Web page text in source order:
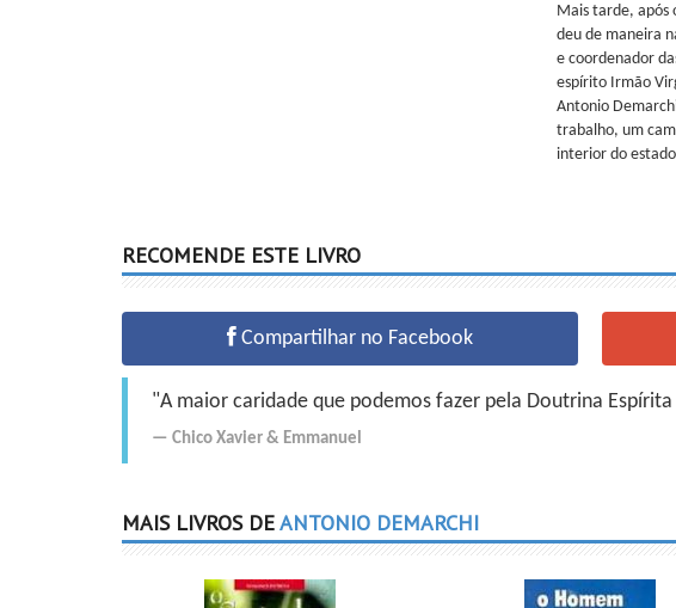
Mais tarde, após
deu de maneira
e coordenador
espírito Irmão
Antonio
trabalho, um
interior do estado
RECOMENDE ESTE LIVRO
Compartilhar no Facebook
"A maior caridade que podemos fazer pela Doutrina
Chico Xavier & Emmanuel
MAIS LIVROS DEANTONIO DEMARCHI